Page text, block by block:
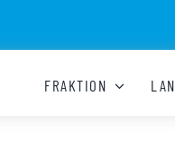
FRAKTION